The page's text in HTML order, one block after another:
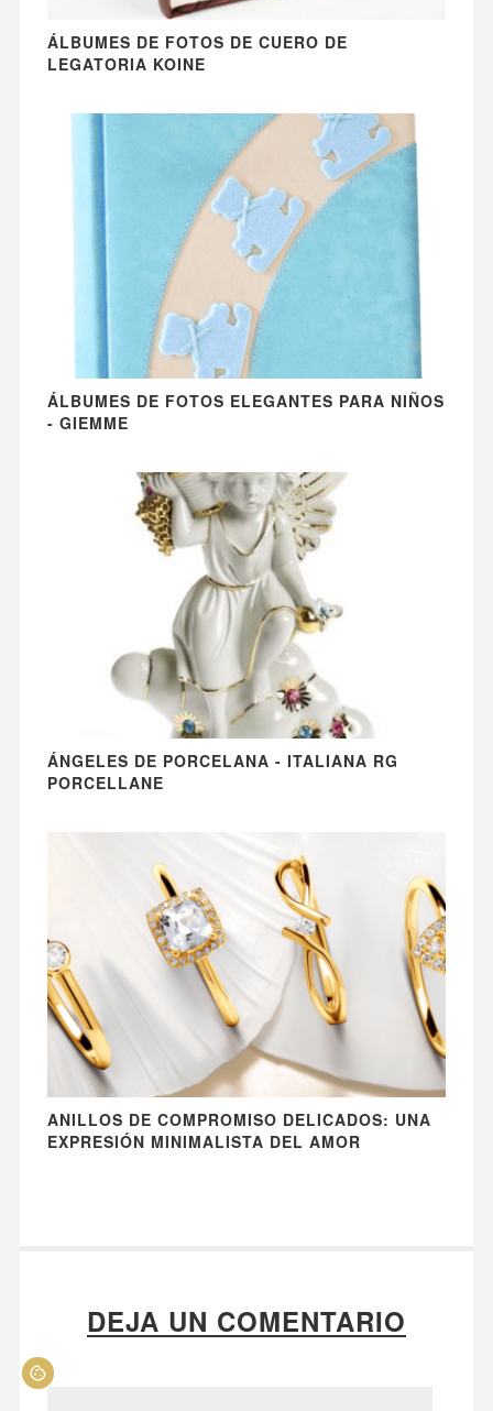
ÁLBUMES DE FOTOS DE CUERO DE
LEGATORIA KOINE
ÁLBUMES DE FOTOS ELEGANTES PARA NIÑOS
- GIEMME
ÁNGELES DE PORCELANA - ITALIANA RG
PORCELLANE
ANILLOS DE COMPROMISO DELICADOS: UNA
EXPRESIÓN MINIMALISTA DEL AMOR
DEJA UN COMENTARIO